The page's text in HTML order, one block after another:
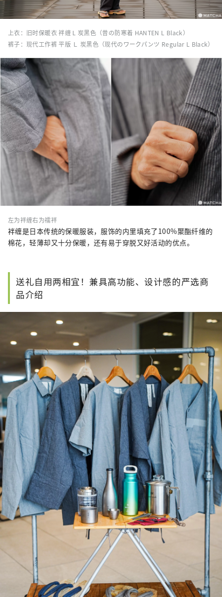
上衣：旧时保暖衣 袢缠 L 炭黑色（昔の防寒着 HANTEN L Black）
裤子：现代工作裤 平版 Ｌ 炭黑色（现代のワークパンツ Regular L Black）
左为袢缠右为襦袢
袢缠是日本传统的保暖服装，服饰的内里填充了100%聚酯纤维的
棉花，轻薄却又十分保暖，还有易于穿脱又好活动的优点。
送礼自用两相宜！兼具高功能、设计感的严选商
品介绍